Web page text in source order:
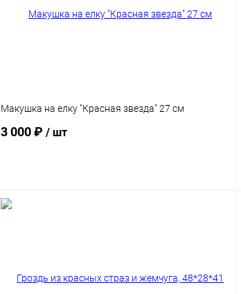
Макушка на елку "Красная звезда" 27 см
3 000 ₽ / шт
Подписаться